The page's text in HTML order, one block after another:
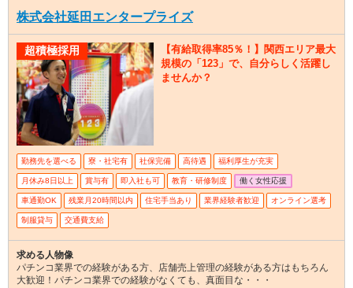
株式会社延田エンタープライズ
超積極採用
【有給取得率85％！】関西エリア最大
規模の「123」で、自分らしく活躍し
ませんか？
勤務先を選べる 寮・社宅有 社保完備 高待遇 福利厚生が充実
月休み8日以上 賞与有 即入社も可 教育・研修制度 働く女性応援
車通勤OK 残業月20時間以内 住宅手当あり 業界経験者歓迎 オンライン選考
制服貸与 交通費支給
求める人物像
パチンコ業界での経験がある方、店舗売上管理の経験がある方はもちろん
大歓迎！パチンコ業界での経験がなくても、真面目な・・・